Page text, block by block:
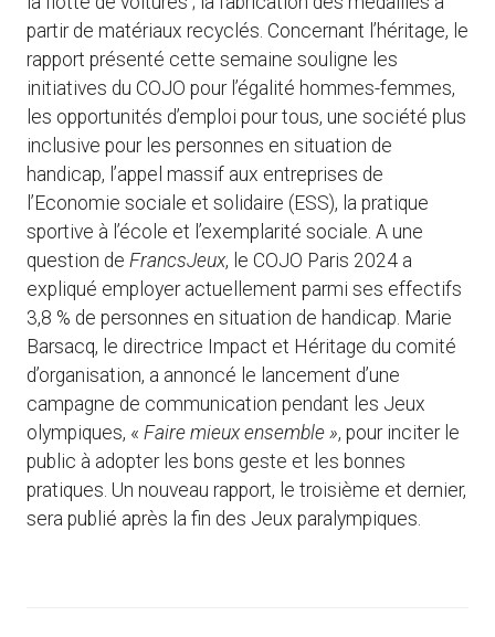
partir de matériaux recyclés. Concernant l’héritage, le
rapport présenté cette semaine souligne les
initiatives du COJO pour l’égalité hommes-femmes,
les opportunités d’emploi pour tous, une société plus
inclusive pour les personnes en situation de
handicap, l’appel massif aux entreprises de
l’Economie sociale et solidaire (ESS), la pratique
sportive à l’école et l’exemplarité sociale. A une
question de FrancsJeux, le COJO Paris 2024 a
expliqué employer actuellement parmi ses effectifs
3,8 % de personnes en situation de handicap. Marie
Barsacq, le directrice Impact et Héritage du comité
d’organisation, a annoncé le lancement d’une
campagne de communication pendant les Jeux
olympiques, « Faire mieux ensemble », pour inciter le
public à adopter les bons geste et les bonnes
pratiques. Un nouveau rapport, le troisième et dernier,
sera publié après la fin des Jeux paralympiques.